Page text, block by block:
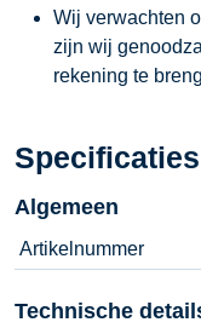
Wij verwachten
zijn wij
rekening te
Specificaties
Algemeen
Artikelnummer
Technische